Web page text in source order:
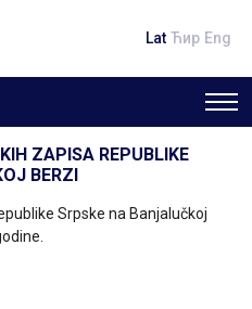
Lat Ћир Eng
ZAPISA REPUBLIKE
BERZI
Srpske na Banjalučkoj